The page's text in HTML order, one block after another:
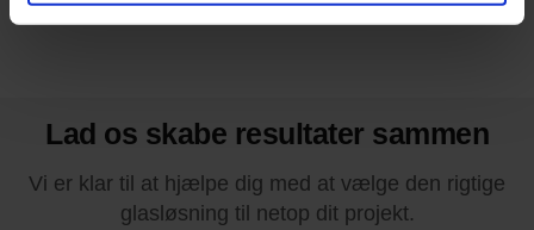
Lad os skabe resultater sammen
Vi er klar til at hjælpe dig med at vælge den rigtige
glasløsning til netop dit projekt.